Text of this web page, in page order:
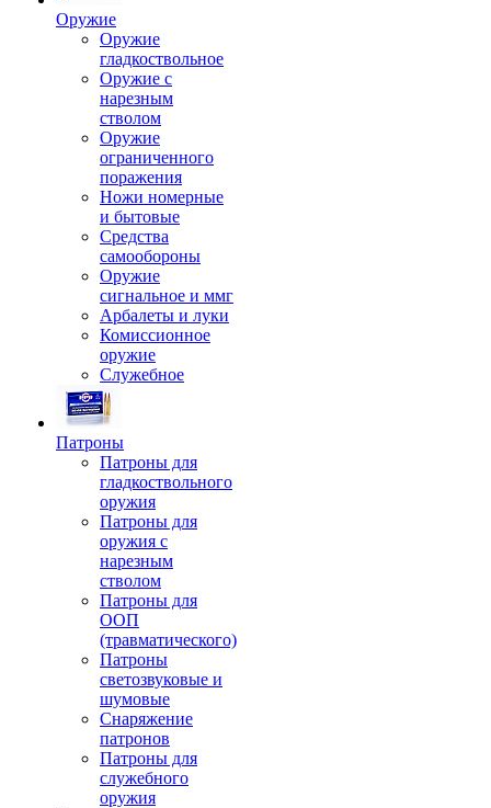
Оружие
Оружие
гладкоствольное
Оружие с
нарезным
стволом
Оружие
ограниченного
поражения
Ножи номерные
и бытовые
Средства
самообороны
Оружие
сигнальное и ммг
Арбалеты и луки
Комиссионное
оружие
Служебное
Патроны
Патроны для
гладкоствольного
оружия
Патроны для
оружия с
нарезным
стволом
Патроны для
ООП
(травматического)
Патроны
светозвуковые и
шумовые
Снаряжение
патронов
Патроны для
служебного
оружия